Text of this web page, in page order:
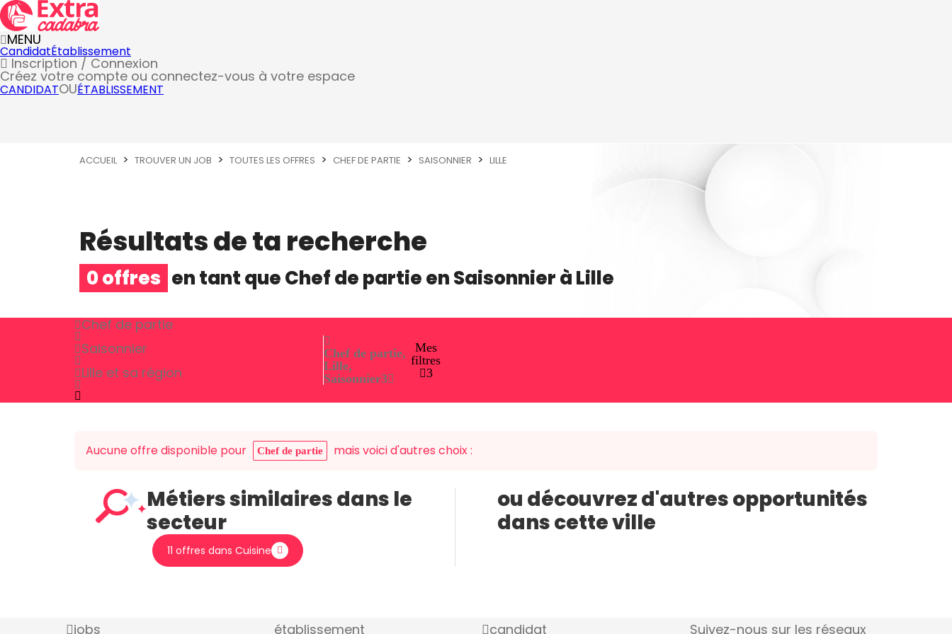
MENU
CandidatÉtablissement
Inscription / Connexion
Créez votre compte ou connectez-vous à votre espace
CANDIDATOUÉTABLISSEMENT
ACCUEIL TROUVER UN JOB TOUTES LES OFFRES CHEF DE PARTIE SAISONNIER LILLE
Résultats de ta recherche
0 offres en tant queChef de partieenSaisonnieràLille
Chef de partie
Saisonnier
Lille et sa région
Chef de partie,
Lille,
Saisonnier3
Mes
filtres
3
Aucune offre disponible pour Chef de partie mais voici d'autres choix :
Métiers similaires dans le
secteur
11 offres dans Cuisine
ou découvrez d'autres opportunités
dans cette ville
jobs établissement candidat Suivez-nous sur les réseaux